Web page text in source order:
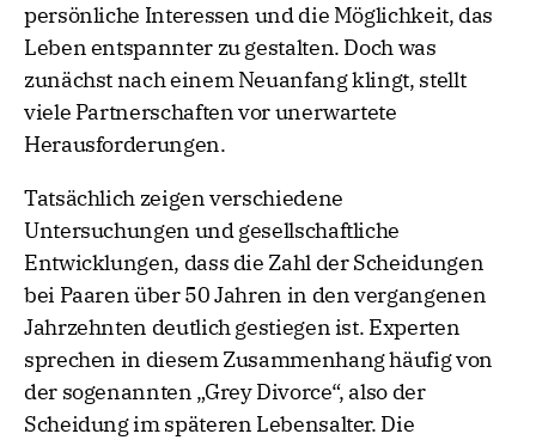
persönliche Interessen und die Möglichkeit, das
Leben entspannter zu gestalten. Doch was
zunächst nach einem Neuanfang klingt, stellt
viele Partnerschaften vor unerwartete
Herausforderungen.
Tatsächlich zeigen verschiedene
Untersuchungen und gesellschaftliche
Entwicklungen, dass die Zahl der Scheidungen
bei Paaren über 50 Jahren in den vergangenen
Jahrzehnten deutlich gestiegen ist. Experten
sprechen in diesem Zusammenhang häufig von
der sogenannten „Grey Divorce“, also der
Scheidung im späteren Lebensalter. Die